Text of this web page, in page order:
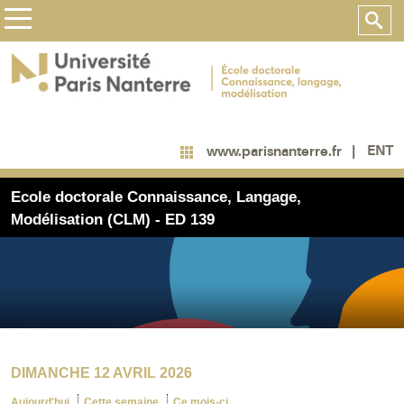
www.parisnanterre.fr ENT
Ecole doctorale Connaissance, Langage,
Modélisation (CLM) - ED 139
DIMANCHE 12 AVRIL 2026